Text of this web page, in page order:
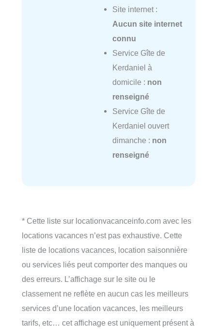
Site internet :
Aucun site internet
connu
Service Gîte de
Kerdaniel à
domicile : non
renseigné
Service Gîte de
Kerdaniel ouvert
dimanche : non
renseigné
* Cette liste sur locationvacanceinfo.com avec les
locations vacances n’est pas exhaustive. Cette
liste de locations vacances, location saisonnière
ou services liés peut comporter des manques ou
des erreurs. L’affichage sur le site ou le
classement ne reflète en aucun cas les meilleurs
services d’une location vacances, les meilleurs
tarifs, etc… cet affichage est uniquement présent à